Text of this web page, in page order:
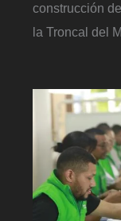
construcción
la Troncal del